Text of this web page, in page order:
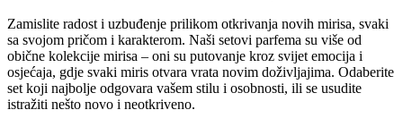
Zamislite radost i uzbuđenje prilikom otkrivanja novih mirisa, svaki
sa svojom pričom i karakterom. Naši setovi parfema su više od
obične kolekcije mirisa – oni su putovanje kroz svijet emocija i
osjećaja, gdje svaki miris otvara vrata novim doživljajima. Odaberite
set koji najbolje odgovara vašem stilu i osobnosti, ili se usudite
istražiti nešto novo i neotkriveno.